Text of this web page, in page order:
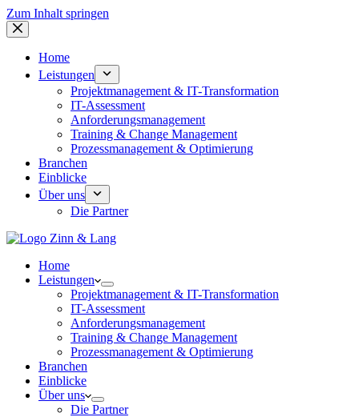
Zum Inhalt springen
Home
Leistungen
Projektmanagement & IT-Transformation
IT-Assessment
Anforderungsmanagement
Training & Change Management
Prozessmanagement & Optimierung
Branchen
Einblicke
Über uns
Die Partner
Home
Leistungen
Projektmanagement & IT-Transformation
IT-Assessment
Anforderungsmanagement
Training & Change Management
Prozessmanagement & Optimierung
Branchen
Einblicke
Über uns
Die Partner